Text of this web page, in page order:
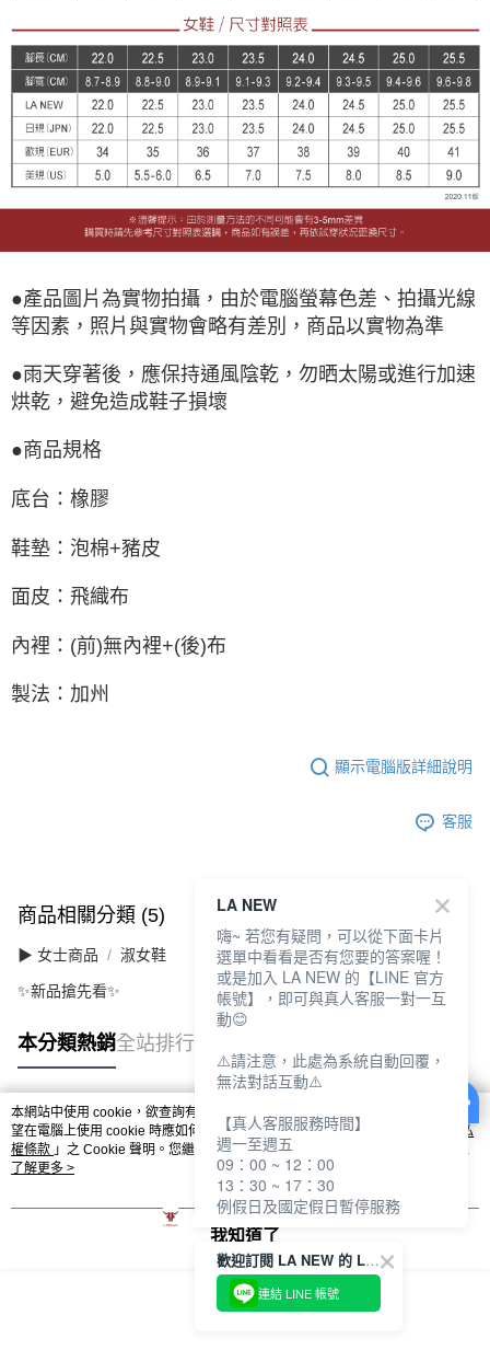
●產品圖片為實物拍攝，由於電腦螢幕色差、拍攝光線
等因素，照片與實物會略有差別，商品以實物為準
●雨天穿著後，應保持通風陰乾，勿晒太陽或進行加速
烘乾，避免造成鞋子損壞
●商品規格
底台：橡膠
鞋墊：泡棉+豬皮
面皮：飛織布
內裡：(前)無內裡+(後)布
製法：加州
顯示電腦版詳細說明
客服
商品相關分類 (5) 查看全部
▶ 女士商品 淑女鞋
✨新品搶先看✨
本分類熱銷全站排行
熱門標籤
本網站中使用 cookie，欲查詢有關本網站使用 cookie 方式之詳情，及若您不希
望在電腦上使用 cookie 時應如何變更電腦的 cookie 設定，請參閱本網站「
隱私
權條款 」之 Cookie 聲明。您繼續使用本網站即表示您同意本公司得按本網站使
用條款之 Cookie 聲明使用 cookie。
了解更多 >
我知道了
歡迎訂閱 LA NEW 的 LINE 官方帳號
連結 LINE 帳號
LA NEW
嗨~ 若您有疑問，可以從下面卡片
選單中看看是否有您要的答案喔！
或是加入 LA NEW 的【LINE 官方
帳號】，即可與真人客服一對一互
動😊
⚠️請注意，此處為系統自動回覆，
無法對話互動⚠️
【真人客服服務時間】
週一至週五
09：00 ~ 12：00
13：30 ~ 17：30
例假日及國定假日暫停服務